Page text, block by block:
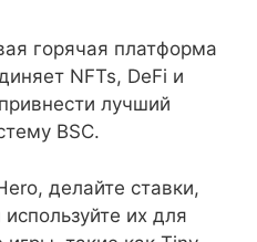
горячая платформа
NFTs, DeFi и
лучший
BSC.
делайте ставки,
их для